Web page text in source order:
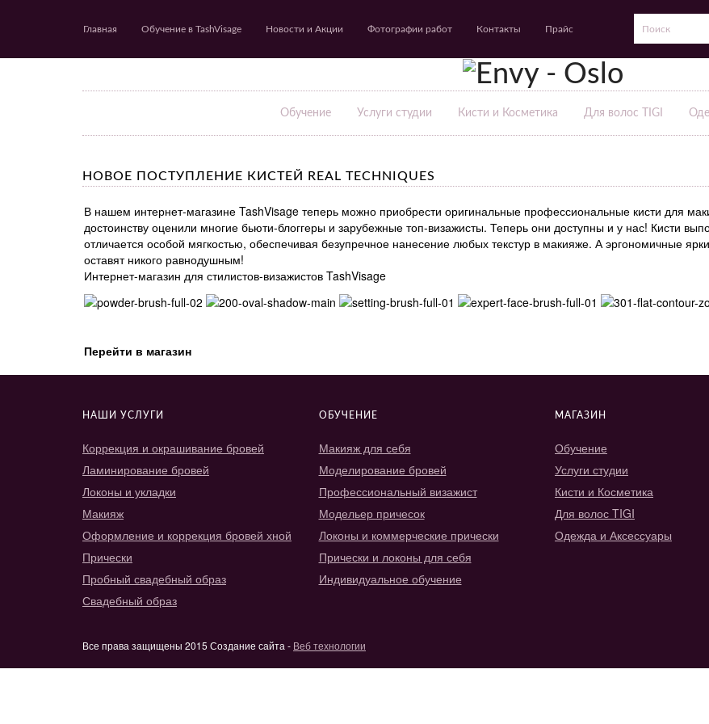
Главная Обучение в TashVisage Новости и Акции Фотографии работ Контакты Прайс
Обучение Услуги студии Кисти и Косметика Для волос TIGI
НОВОЕ ПОСТУПЛЕНИЕ КИСТЕЙ REAL TECHNIQUES
В нашем интернет-магазине TashVisage теперь можно приобрести оригинальные профессиональные кисти для
достоинству оценили многие бьюти-блоггеры и зарубежные топ-визажисты. Теперь они доступны и у нас! Кисти
отличается особой мягкостью, обеспечивая безупречное нанесение любых текстур в макияже. А эргономичные
оставят никого равнодушным!
Интернет-магазин для стилистов-визажистов TashVisage
Перейти в магазин
НАШИ УСЛУГИ
Коррекция и окрашивание бровей
Ламинирование бровей
Локоны и укладки
Макияж
Оформление и коррекция бровей хной
Прически
Пробный свадебный образ
Свадебный образ
ОБУЧЕНИЕ
Макияж для себя
Моделирование бровей
Профессиональный визажист
Модельер причесок
Локоны и коммерческие прически
Прически и локоны для себя
Индивидуальное обучение
МАГАЗИН
Обучение
Услуги студии
Кисти и Косметика
Для волос TIGI
Одежда и Аксессуары
Все права защищены 2015 Создание сайта - Веб технологии